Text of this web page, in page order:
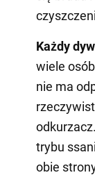
Każdy
wiele
nie ma
trybu
obie